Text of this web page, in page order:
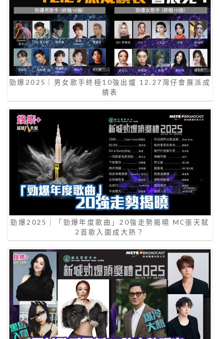
勁爆2025｜男女歌手終極10強出爐 12.27灣仔會展派成
績表
勁爆2025｜「勁爆年度歌曲」20強走勢揭曉 MC張天賦
2首歌入圍成大熱？